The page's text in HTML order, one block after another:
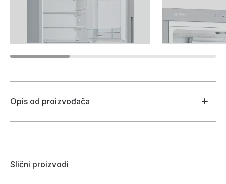
Opis od proizvođača
Slični proizvodi